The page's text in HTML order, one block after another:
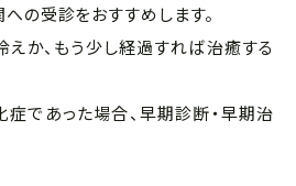
の受診をおすすめします。
か、もう少し経過すれば治癒する
であった場合、早期診断・早期治